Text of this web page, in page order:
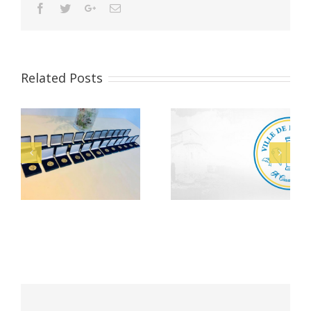
Facebook
TwitterGoogle+Email
Related Posts
Musée de Mariana :
Agent d’accueil et de
PLU : Moments de
concertation